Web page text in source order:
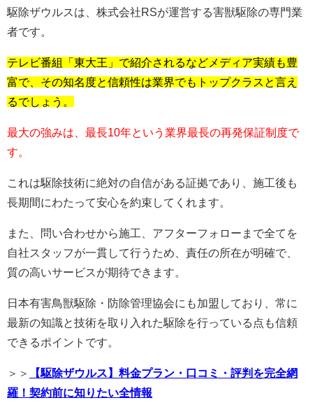
駆除ザウルスは、株式会社RSが運営する害獣駆除の専門業
者です。
テレビ番組「東大王」で紹介されるなどメディア実績も豊
富で、その知名度と信頼性は業界でもトップクラスと言え
るでしょう。
最大の強みは、最長10年という業界最長の再発保証制度で
す。
これは駆除技術に絶対の自信がある証拠であり、施工後も
長期間にわたって安心を約束してくれます。
また、問い合わせから施工、アフターフォローまで全てを
自社スタッフが一貫して行うため、責任の所在が明確で、
質の高いサービスが期待できます。
日本有害鳥獣駆除・防除管理協会にも加盟しており、常に
最新の知識と技術を取り入れた駆除を行っている点も信頼
できるポイントです。
＞＞
【駆除ザウルス】料金プラン・口コミ・評判を完全網
羅！契約前に知りたい全情報